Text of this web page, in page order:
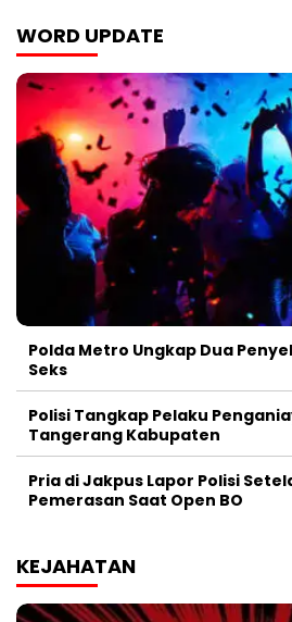
WORD UPDATE
Polda Metro Ungkap Dua
Seks
Polisi Tangkap Pelaku
Tangerang Kabupaten
Pria di Jakpus Lapor Polisi
Pemerasan Saat Open BO
KEJAHATAN